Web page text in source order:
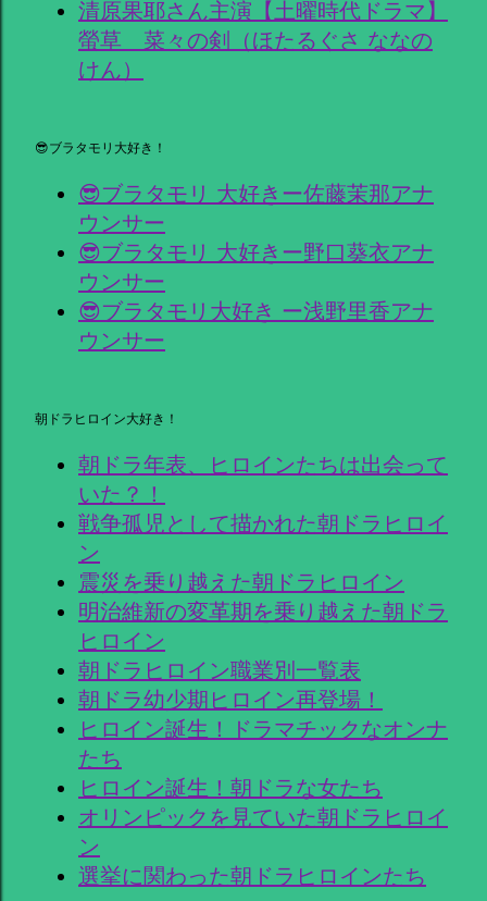
清原果耶さん主演【土曜時代ドラマ】
螢草 菜々の剣（ほたるぐさ ななの
けん）
😎ブラタモリ大好き！
😎ブラタモリ 大好きー佐藤茉那アナ
ウンサー
😎ブラタモリ 大好きー野口葵衣アナ
ウンサー
😎ブラタモリ大好き ー浅野里香アナ
ウンサー
朝ドラヒロイン大好き！
朝ドラ年表、ヒロインたちは出会って
いた？！
戦争孤児として描かれた朝ドラヒロイ
ン
震災を乗り越えた朝ドラヒロイン
明治維新の変革期を乗り越えた朝ドラ
ヒロイン
朝ドラヒロイン職業別一覧表
朝ドラ幼少期ヒロイン再登場！
ヒロイン誕生！ドラマチックなオンナ
たち
ヒロイン誕生！朝ドラな女たち
オリンピックを見ていた朝ドラヒロイ
ン
選挙に関わった朝ドラヒロインたち